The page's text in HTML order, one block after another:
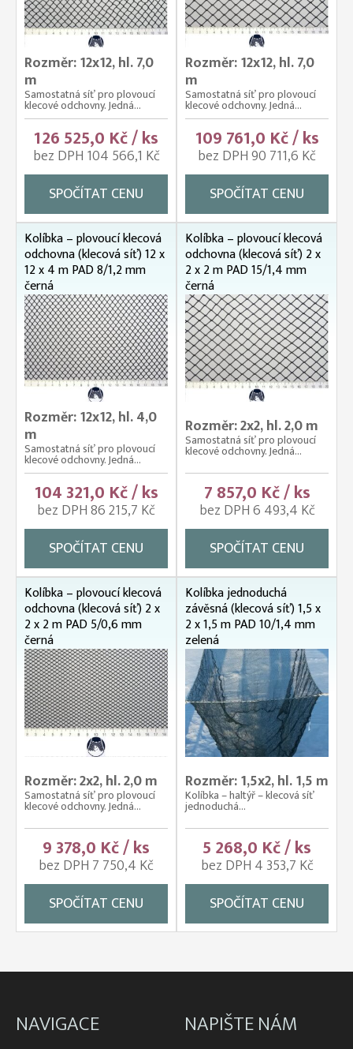
Rozměr: 12x12, hl. 7,0
m
Samostatná síť pro plovoucí
klecové odchovny. Jedná...
126 525,0 Kč / ks
bez DPH 104 566,1 Kč
SPOČÍTAT CENU
Rozměr: 12x12, hl. 7,0
m
Samostatná síť pro plovoucí
klecové odchovny. Jedná...
109 761,0 Kč / ks
bez DPH 90 711,6 Kč
SPOČÍTAT CENU
Kolíbka – plovoucí klecová
odchovna (klecová síť) 12 x
12 x 4 m PAD 8/1,2 mm
černá
Rozměr: 12x12, hl. 4,0
m
Samostatná síť pro plovoucí
klecové odchovny. Jedná...
104 321,0 Kč / ks
bez DPH 86 215,7 Kč
SPOČÍTAT CENU
Kolíbka – plovoucí klecová
odchovna (klecová síť) 2 x
2 x 2 m PAD 15/1,4 mm
černá
Rozměr: 2x2, hl. 2,0 m
Samostatná síť pro plovoucí
klecové odchovny. Jedná...
7 857,0 Kč / ks
bez DPH 6 493,4 Kč
SPOČÍTAT CENU
Kolíbka – plovoucí klecová
odchovna (klecová síť) 2 x
2 x 2 m PAD 5/0,6 mm
černá
Rozměr: 2x2, hl. 2,0 m
Samostatná síť pro plovoucí
klecové odchovny. Jedná...
9 378,0 Kč / ks
bez DPH 7 750,4 Kč
SPOČÍTAT CENU
Kolíbka jednoduchá
závěsná (klecová síť) 1,5 x
2 x 1,5 m PAD 10/1,4 mm
zelená
Rozměr: 1,5x2, hl. 1,5 m
Kolíbka – haltýř – klecová síť
jednoduchá...
5 268,0 Kč / ks
bez DPH 4 353,7 Kč
SPOČÍTAT CENU
NAVIGACE NAPIŠTE NÁM